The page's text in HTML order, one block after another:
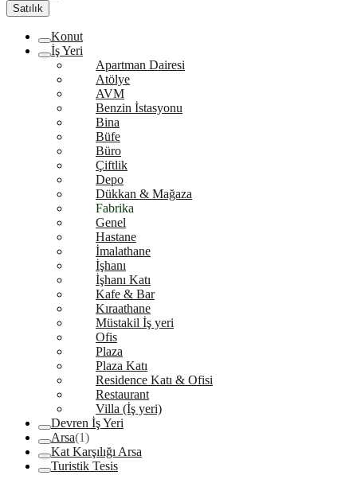
Satılık
Konut
İş Yeri
Apartman Dairesi
Atölye
AVM
Benzin İstasyonu
Bina
Büfe
Büro
Çiftlik
Depo
Dükkan & Mağaza
Fabrika
Genel
Hastane
İmalathane
İşhanı
İşhanı Katı
Kafe & Bar
Kıraathane
Müstakil İş yeri
Ofis
Plaza
Plaza Katı
Residence Katı & Ofisi
Restaurant
Villa (İş yeri)
Devren İş Yeri
Arsa(1)
Kat Karşılığı Arsa
Turistik Tesis